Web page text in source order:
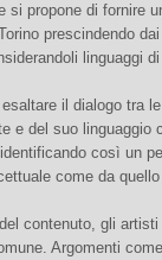
si propone di fornire
prescindendo
linguaggi
il dialogo tra
e del suo
identificando così un
come da
contenuto, gli
Argomenti